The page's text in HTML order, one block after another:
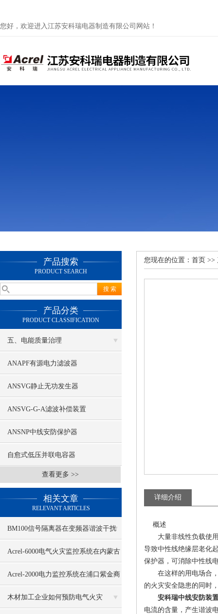
您好，欢迎进入江苏安科瑞电器制造有限公司网站！
产品搜索
PRODUCT SEARCH
产品分类
PRODUCT CLASSIFICATION
五、电能质量治理
ANAPF有源电力滤波器
ANSVG静止无功发生器
ANSVG-G-A滤波补偿装置
ANSNP中线安防保护器
自愈式低压并联电容器
查看更多 >>
相关文章
RELEVANT ARTICLES
BM100信号隔离器在变频器谐波干扰
中的应用
Acrel-6000电气火灾监控系统在内蒙古
依泰化工有限公司中的应用
Acrel-2000电力监控系统在浦口紫金商
业广场的应用
木材加工企业如何预防电气火灾
您现在的位置： 首页 >>
详细介绍
概述
大量非线性负载使用
导致中性线绝缘层老化
保护器，可消除中性线
在这样的用电场合，
的火灾安全隐患的同时
安科瑞中线安防装
电流的含量，产生谐波